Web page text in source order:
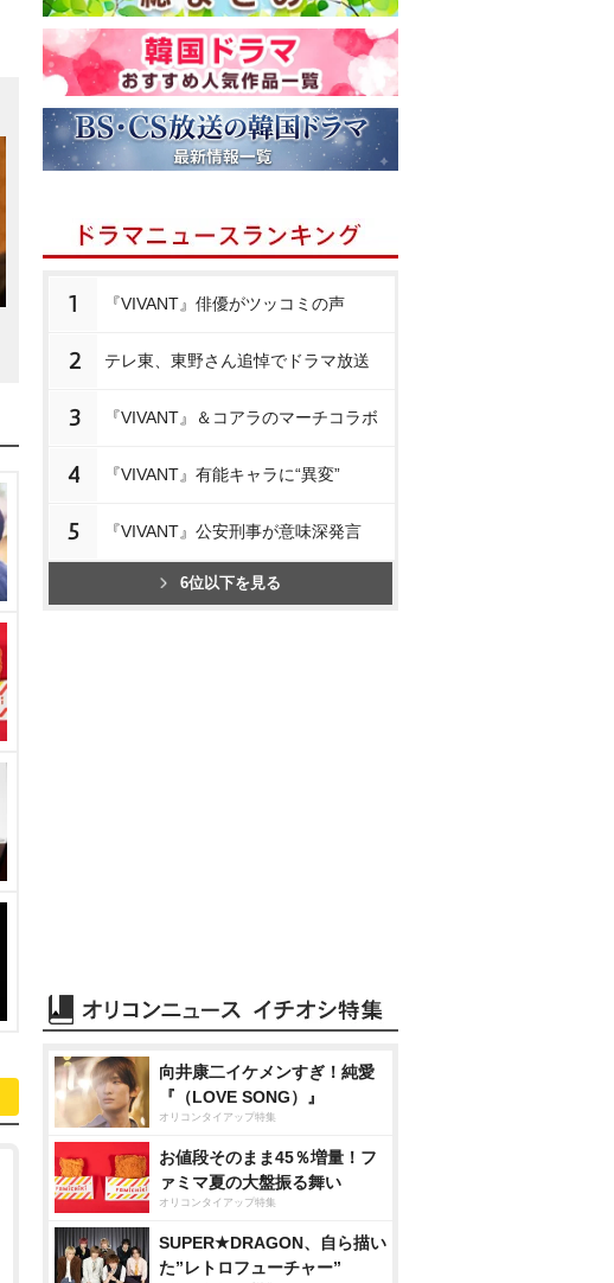
1 『VIVANT』俳優がツッコミの声
2 テレ東、東野さん追悼でドラマ放送
3 『VIVANT』＆コアラのマーチコラボ
4 『VIVANT』有能キャラに“異変”
5 『VIVANT』公安刑事が意味深発言
6位以下を見る
向井康二イケメンすぎ！純愛
『（LOVE SONG）』
オリコンタイアップ特集
お値段そのまま45％増量！フ
ァミマ夏の大盤振る舞い
オリコンタイアップ特集
SUPER★DRAGON、自ら描い
た”レトロフューチャー”